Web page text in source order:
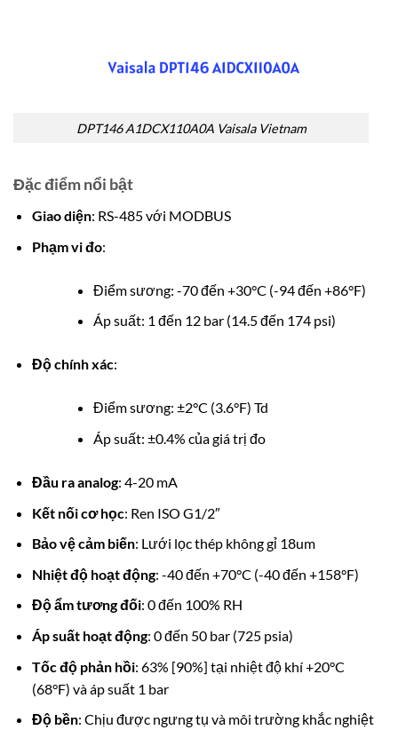
DPT146 A1DCX110A0A Vaisala Vietnam
Đặc điểm nổi bật
Giao diện: RS-485 với MODBUS
Phạm vi đo:
Điểm sương: -70 đến +30°C (-94 đến +86°F)
Áp suất: 1 đến 12 bar (14.5 đến 174 psi)
Độ chính xác:
Điểm sương: ±2°C (3.6°F) Td
Áp suất: ±0.4% của giá trị đo
Đầu ra analog: 4-20 mA
Kết nối cơ học: Ren ISO G1/2″
Bảo vệ cảm biến: Lưới lọc thép không gỉ 18um
Nhiệt độ hoạt động: -40 đến +70°C (-40 đến +158°F)
Độ ẩm tương đối: 0 đến 100% RH
Áp suất hoạt động: 0 đến 50 bar (725 psia)
Tốc độ phản hồi: 63% [90%] tại nhiệt độ khí +20°C
(68°F) và áp suất 1 bar
Độ bền: Chịu được ngưng tụ và môi trường khắc nghiệt